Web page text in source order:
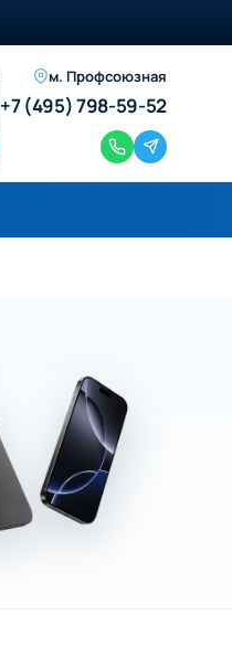
м. Профсоюзная
+7 (495) 798-59-52